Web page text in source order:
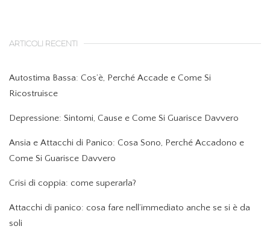
ARTICOLI RECENTI
Autostima Bassa: Cos’è, Perché Accade e Come Si
Ricostruisce
Depressione: Sintomi, Cause e Come Si Guarisce Davvero
Ansia e Attacchi di Panico: Cosa Sono, Perché Accadono e
Come Si Guarisce Davvero
Crisi di coppia: come superarla?
Attacchi di panico: cosa fare nell’immediato anche se si è da
soli